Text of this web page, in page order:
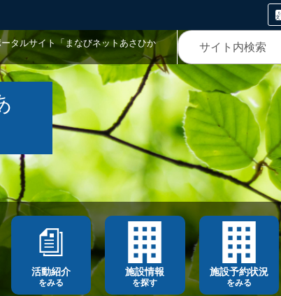
タルサイト「まなびネットあさひか
活動紹介
をみる
施設情報
を探す
施設予約状況
をみる